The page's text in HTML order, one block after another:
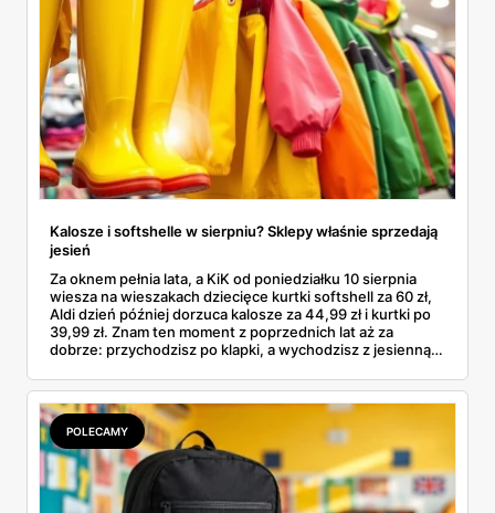
Kalosze i softshelle w sierpniu? Sklepy właśnie sprzedają
jesień
Za oknem pełnia lata, a KiK od poniedziałku 10 sierpnia
wiesza na wieszakach dziecięce kurtki softshell za 60 zł,
Aldi dzień później dorzuca kalosze za 44,99 zł i kurtki po
39,99 zł. Znam ten moment z poprzednich lat aż za
dobrze: przychodzisz po klapki, a wychodzisz z jesienną
pojawi się w gazetkach w przyszłym tygodniu i czy jest
sens kupować jesień, zanim skończą się wakacje.
POLECAMY